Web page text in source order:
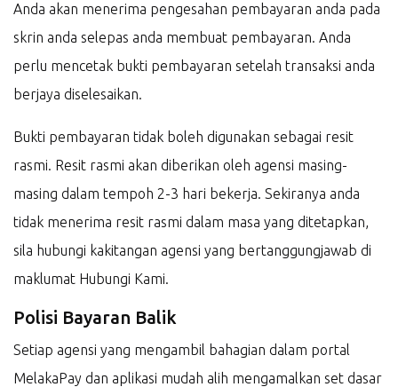
Anda akan menerima pengesahan pembayaran anda pada
skrin anda selepas anda membuat pembayaran. Anda
perlu mencetak bukti pembayaran setelah transaksi anda
berjaya diselesaikan.
Bukti pembayaran tidak boleh digunakan sebagai resit
rasmi. Resit rasmi akan diberikan oleh agensi masing-
masing dalam tempoh 2-3 hari bekerja. Sekiranya anda
tidak menerima resit rasmi dalam masa yang ditetapkan,
sila hubungi kakitangan agensi yang bertanggungjawab di
maklumat Hubungi Kami.
Polisi Bayaran Balik
Setiap agensi yang mengambil bahagian dalam portal
MelakaPay dan aplikasi mudah alih mengamalkan set dasar